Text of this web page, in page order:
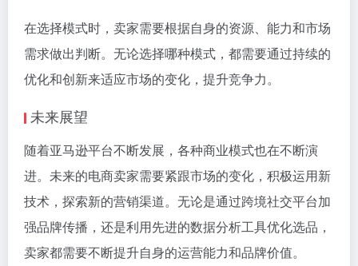
在选择模式时，卖家需要根据自身的资源、能力和市场
需求做出判断。无论选择哪种模式，都需要通过持续的
优化和创新来适应市场的变化，提升竞争力。
未来展望
随着亚马逊平台不断发展，各种商业模式也在不断演
进。未来的电商卖家需要紧跟市场的变化，积极运用新
技术，探索新的营销渠道。无论是通过跨境社交平台加
强品牌传播，还是利用先进的数据分析工具优化选品，
卖家都需要不断提升自身的运营能力和品牌价值。